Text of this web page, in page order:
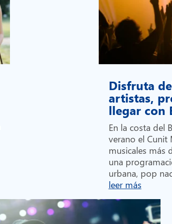
Disfruta
artistas,
llegar con
En la costa del
verano el Cunit
musicales más
una
urbana, pop
leer más